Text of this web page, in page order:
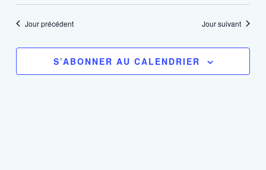
navigation
vues
date.
Jour précédent Jour suivant
S’ABONNER AU CALENDRIER